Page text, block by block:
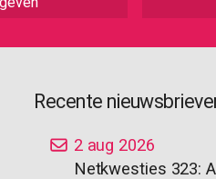
Recente
2 aug 2026
Netkwesties 323: